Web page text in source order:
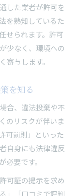
した業者が許可を
を熟知しているた
せられます。許可
少なく、環境への
寄与します。
を知る
合、違法投棄や不
のリスクが伴いま
可罰則」といった
自身にも法律違反
要です。
可証の提示を求め
」「口コミで評判